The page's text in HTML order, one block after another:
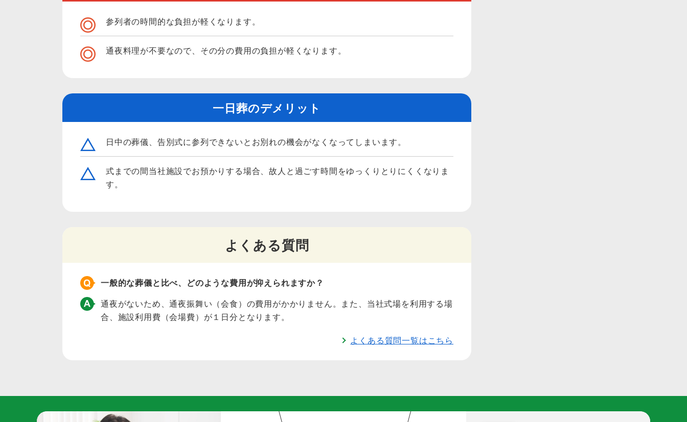
参列者の時間的な負担が軽くなります。
通夜料理が不要なので、その分の費用の負担が軽くなります。
一日葬のデメリット
日中の葬儀、告別式に参列できないとお別れの機会がなくなってしまいます。
式までの間当社施設でお預かりする場合、故人と過ごす時間をゆっくりとりにくくなりま
す。
よくある質問
一般的な葬儀と比べ、どのような費用が抑えられますか？
通夜がないため、通夜振舞い（会食）の費用がかかりません。また、当社式場を利用する場
合、施設利用費（会場費）が１日分となります。
よくある質問一覧はこちら